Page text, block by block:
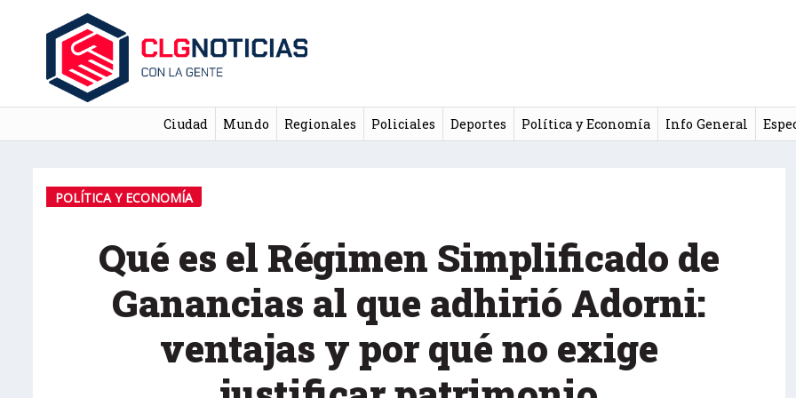
Ciudad Mundo Regionales Policiales Deportes Política y Economía Info General
POLÍTICA Y ECONOMÍA
Qué es el Régimen Simplificado de
Ganancias al que adhirió Adorni:
ventajas y por qué no exige